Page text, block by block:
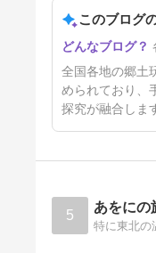
き上がり小法師
9日前このブログ
全国各地の郷土
められており、
探究が融合しま
5 あをにの
特に東北の